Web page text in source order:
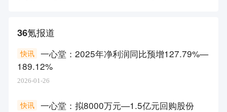
36氪报道
一心堂：2025年净利润同比预增127.79%—
189.12%
快讯
2026-01-26
一心堂：拟8000万元—1.5亿元回购股份
快讯